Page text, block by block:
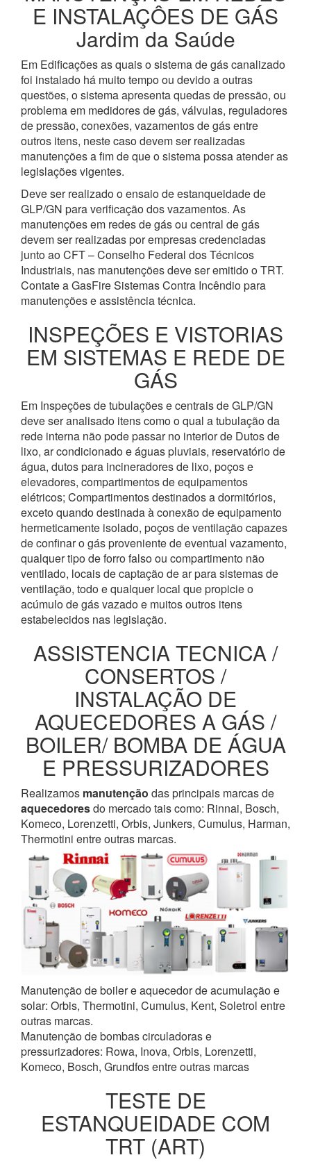
E INSTALAÇÔES DE GÁS
Jardim da Saúde
Em Edificações as quais o sistema de gás canalizado
foi instalado há muito tempo ou devido a outras
questões, o sistema apresenta quedas de pressão, ou
problema em medidores de gás, válvulas, reguladores
de pressão, conexões, vazamentos de gás entre
outros itens, neste caso devem ser realizadas
manutenções a fim de que o sistema possa atender as
legislações vigentes.
Deve ser realizado o ensaio de estanqueidade de
GLP/GN para verificação dos vazamentos. As
manutenções em redes de gás ou central de gás
devem ser realizadas por empresas credenciadas
junto ao CFT – Conselho Federal dos Técnicos
Industriais, nas manutenções deve ser emitido o TRT.
Contate a GasFire Sistemas Contra Incêndio para
manutenções e assistência técnica.
INSPEÇÕES E VISTORIAS
EM SISTEMAS E REDE DE
GÁS
Em Inspeções de tubulações e centrais de GLP/GN
deve ser analisado itens como o qual a tubulação da
rede interna não pode passar no interior de Dutos de
lixo, ar condicionado e águas pluviais, reservatório de
água, dutos para incineradores de lixo, poços e
elevadores, compartimentos de equipamentos
elétricos; Compartimentos destinados a dormitórios,
exceto quando destinada à conexão de equipamento
hermeticamente isolado, poços de ventilação capazes
de confinar o gás proveniente de eventual vazamento,
qualquer tipo de forro falso ou compartimento não
ventilado, locais de captação de ar para sistemas de
ventilação, todo e qualquer local que propicie o
acúmulo de gás vazado e muitos outros itens
estabelecidos nas legislação.
ASSISTENCIA TECNICA /
CONSERTOS /
INSTALAÇÃO DE
AQUECEDORES A GÁS /
BOILER/ BOMBA DE ÁGUA
E PRESSURIZADORES
Realizamos manutenção das principais marcas de
aquecedoresdo mercado tais como: Rinnai, Bosch,
Komeco, Lorenzetti, Orbis, Junkers, Cumulus, Harman,
Thermotini entre outras marcas.
Manutenção de boiler e aquecedor de acumulação e
solar: Orbis, Thermotini, Cumulus, Kent, Soletrol entre
outras marcas.
Manutenção de bombas circuladoras e
pressurizadores: Rowa, Inova, Orbis, Lorenzetti,
Komeco, Bosch, Grundfos entre outras marcas
TESTE DE
ESTANQUEIDADE COM
TRT (ART)